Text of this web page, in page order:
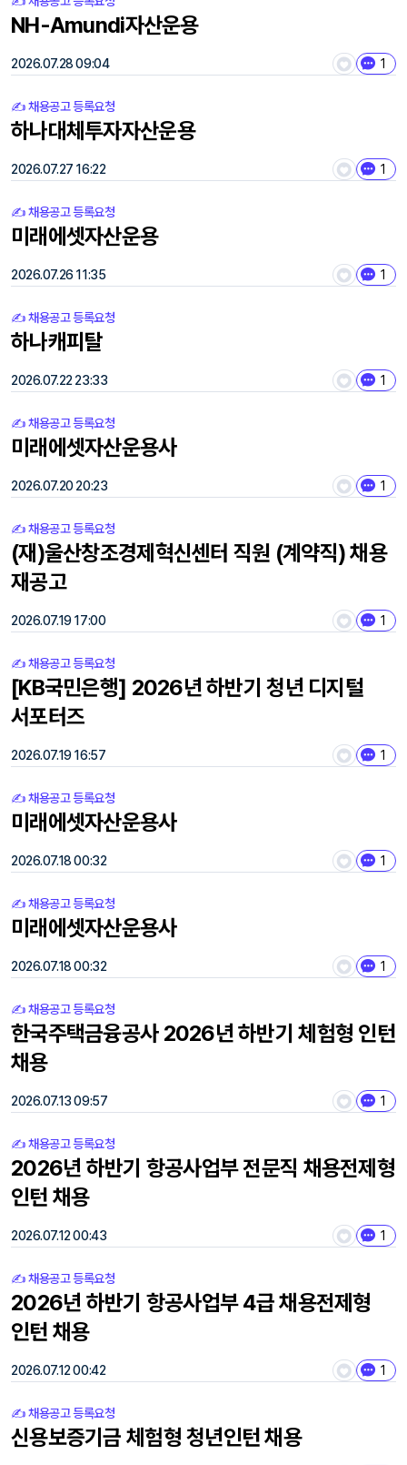
NH-Amundi자산운용
2026.07.28 09:04 1
✍️ 채용공고 등록요청
하나대체투자자산운용
2026.07.27 16:22 1
✍️ 채용공고 등록요청
미래에셋자산운용
2026.07.26 11:35 1
✍️ 채용공고 등록요청
하나캐피탈
2026.07.22 23:33 1
✍️ 채용공고 등록요청
미래에셋자산운용사
2026.07.20 20:23 1
✍️ 채용공고 등록요청
(재)울산창조경제혁신센터 직원 (계약직) 채용
재공고
2026.07.19 17:00 1
✍️ 채용공고 등록요청
[KB국민은행] 2026년 하반기 청년 디지털
서포터즈
2026.07.19 16:57 1
✍️ 채용공고 등록요청
미래에셋자산운용사
2026.07.18 00:32 1
✍️ 채용공고 등록요청
미래에셋자산운용사
2026.07.18 00:32 1
✍️ 채용공고 등록요청
한국주택금융공사 2026년 하반기 체험형 인턴
채용
2026.07.13 09:57 1
✍️ 채용공고 등록요청
2026년 하반기 항공사업부 전문직 채용전제형
인턴 채용
2026.07.12 00:43 1
✍️ 채용공고 등록요청
2026년 하반기 항공사업부 4급 채용전제형
인턴 채용
2026.07.12 00:42 1
✍️ 채용공고 등록요청
신용보증기금 체험형 청년인턴 채용